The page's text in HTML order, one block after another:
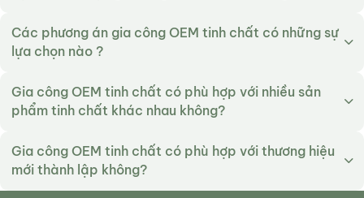
Các phương án gia công OEM tinh chất có những sự
lựa chọn nào ?
Gia công OEM tinh chất có phù hợp với nhiều sản
phẩm tinh chất khác nhau không?
Gia công OEM tinh chất có phù hợp với thương hiệu
mới thành lập không?